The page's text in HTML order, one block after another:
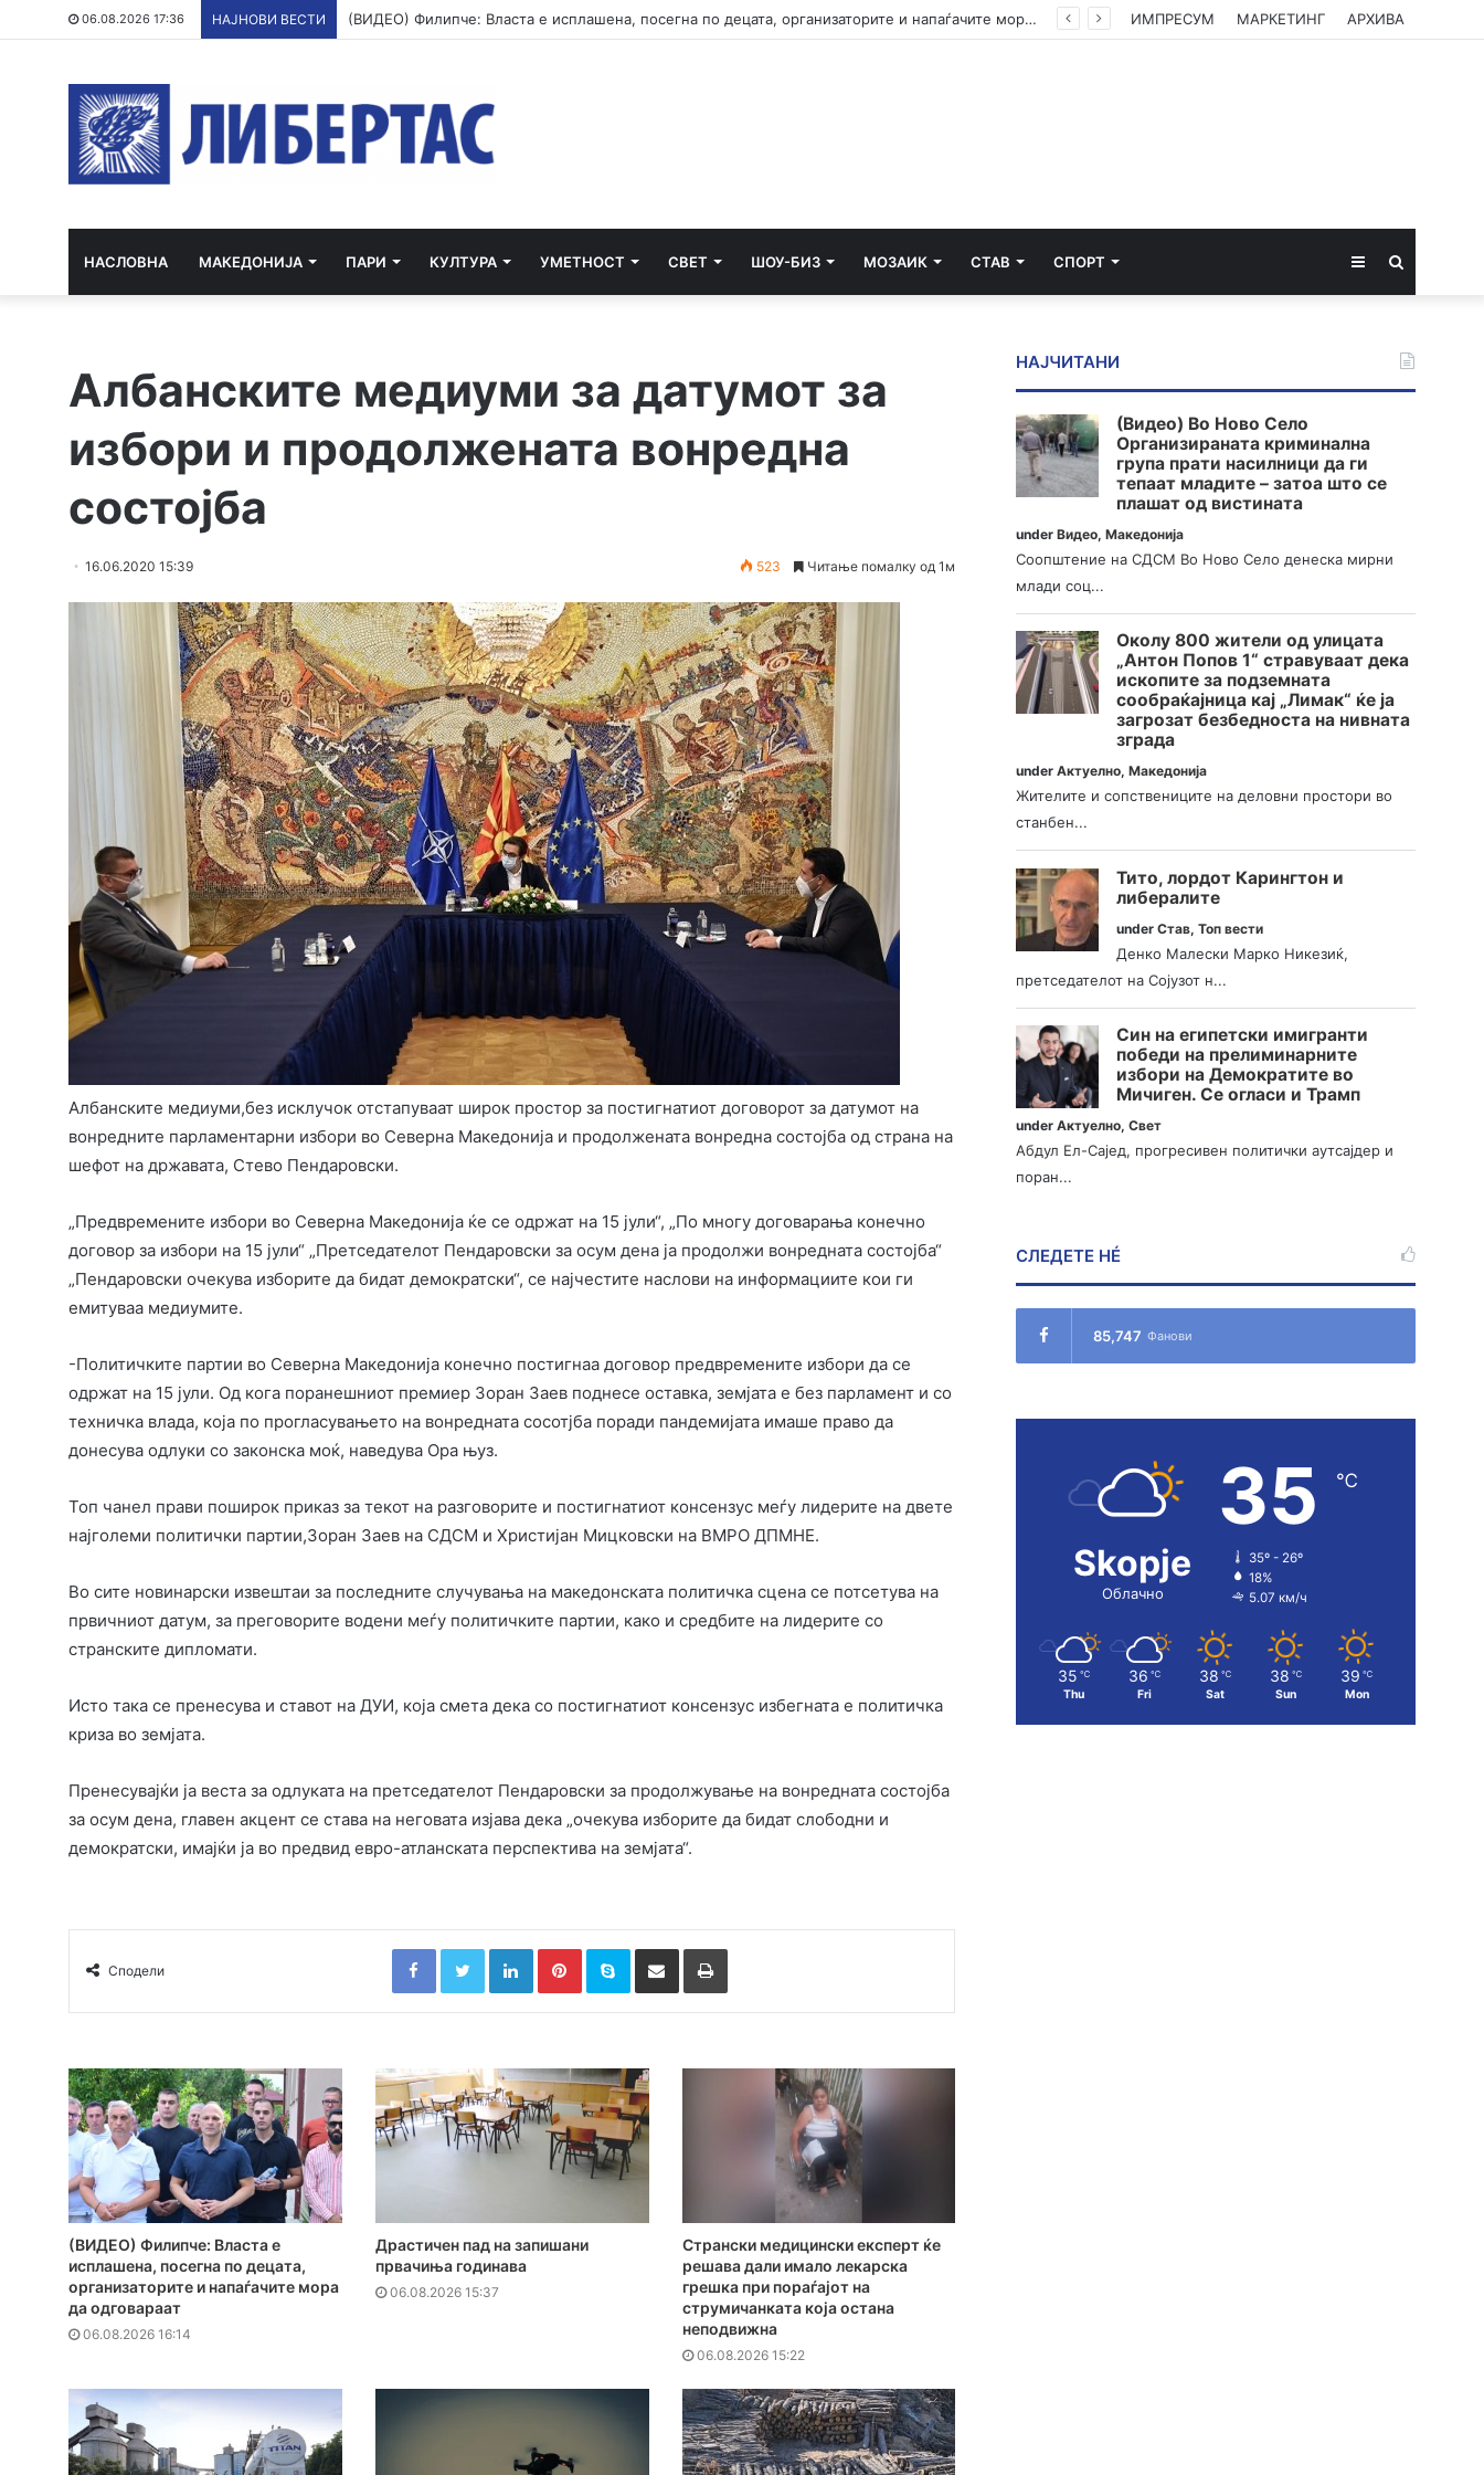
06.08.2026 17:36 НАЈНОВИ ВЕСТИ (ВИДЕО) Филипче: Власта е исплашена, посегна по децата, организаторите и напаѓачите мора да одговараат ИМПРЕСУМ МАРКЕТИНГ АРХИВА
НАСЛОВНА МАКЕДОНИЈА ПАРИ КУЛТУРА УМЕТНОСТ СВЕТ ШОУ-БИЗ МОЗАИК СТАВ СПОРТ Sidebar
Албанските медиуми за датумот за
избори и продолжената вонредна
состојба
16.06.2020 15:39 523 Читање помалку од 1м
Албанските медиуми,без исклучок отстапуваат широк простор за постигнатиот договорот за датумот на
вонредните парламентарни избори во Северна Македонија и продолжената вонредна состојба од страна на
шефот на државата, Стево Пендаровски.
„Предвремените избори во Северна Македонија ќе се одржат на 15 јули“, „По многу договарања конечно
договор за избори на 15 јули“ „Претседателот Пендаровски за осум дена ја продолжи вонредната состојба“
„Пендаровски очекува изборите да бидат демократски“, се најчестите наслови на информациите кои ги
емитуваа медиумите.
-Политичките партии во Северна Македонија конечно постигнаа договор предвремените избори да се
одржат на 15 јули. Од кога поранешниот премиер Зоран Заев поднесе оставка, земјата е без парламент и со
техничка влада, која по прогласувањето на вонредната сосотјба поради пандемијата имаше право да
донесува одлуки со законска моќ, наведува Ора њуз.
Топ чанел прави поширок приказ за текот на разговорите и постигнатиот консензус меѓу лидерите на двете
најголеми политички партии,Зоран Заев на СДСМ и Христијан Мицковски на ВМРО ДПМНЕ.
Во сите новинарски извештаи за последните случувања на македонската политичка сцена се потсетува на
првичниот датум, за преговорите водени меѓу политичките партии, како и средбите на лидерите со
странските дипломати.
Исто така се пренесува и ставот на ДУИ, која смета дека со постигнатиот консензус избегната е политичка
криза во земјата.
Пренесувајќи ја веста за одлуката на претседателот Пендаровски за продолжување на вонредната состојба
за осум дена, главен акцент се става на неговата изјава дека „очекува изборите да бидат слободни и
демократски, имајќи ја во предвид евро-атланската перспектива на земјата“.
Сподели
FacebookTwitterLinkedInPinterestSkype Сподели преку Е-маил Испринтај
(ВИДЕО) Филипче: Власта е
исплашена, посегна по децата,
организаторите и напаѓачите мора
да одговараат
06.08.2026 16:14
Драстичен пад на запишани
првачиња годинава
06.08.2026 15:37
Странски медицински експерт ќе
решава дали имало лекарска
грешка при пораѓајот на
струмичанката која остана
неподвижна
06.08.2026 15:22
НАЈЧИТАНИ
(Видео) Во Ново Село
Организираната криминална
група прати насилници да ги
тепаат младите – затоа што се
плашат од вистината
underВидео,Македонија
Соопштение на СДСМ Во Ново Село денеска мирни
млади соц...
Околу 800 жители од улицата
„Антон Попов 1“ стравуваат дека
ископите за подземната
сообраќајница кај „Лимак“ ќе ја
загрозат безбедноста на нивната
зграда
underАктуелно,Македонија
Жителите и сопствениците на деловни простори во
станбен...
Тито, лордот Карингтон и
либералите
underСтав,Топ вести
Денко Малески Марко Никезиќ,
претседателот на Сојузот н...
Син на египетски имигранти
победи на прелиминарните
избори на Демократите во
Мичиген. Се огласи и Трамп
underАктуелно,Свет
Абдул Ел-Сајед, прогресивен политички аутсајдер и
поран...
СЛЕДЕТЕ НÉ
85,747 Фанови
Skopje
Облачно
35 ℃
35º - 26º
18%
5.07 км/ч
35 ℃
Thu
36 ℃
Fri
38 ℃
Sat
38 ℃
Sun
39 ℃
Mon